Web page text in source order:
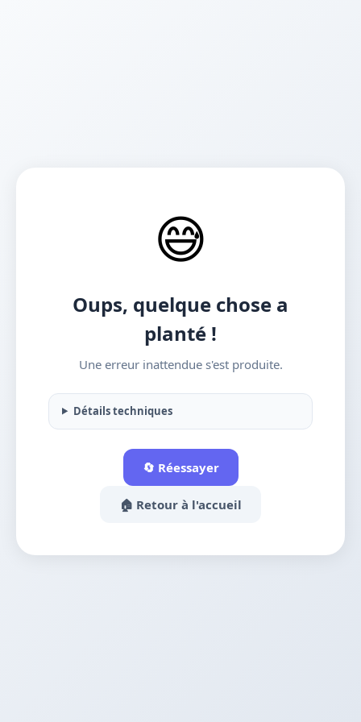
😅
Oups, quelque chose a
planté !
Une erreur inattendue s'est produite.
Détails techniques
🔄 Réessayer
🏠 Retour à l'accueil